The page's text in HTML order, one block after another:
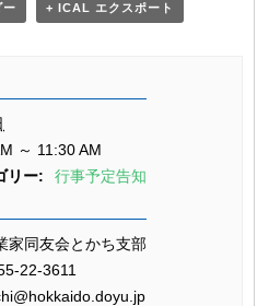
+ ICAL エクスポート
～ 11:30 AM
リー:
行事予定告知
家同友会とかち支部
22-3611